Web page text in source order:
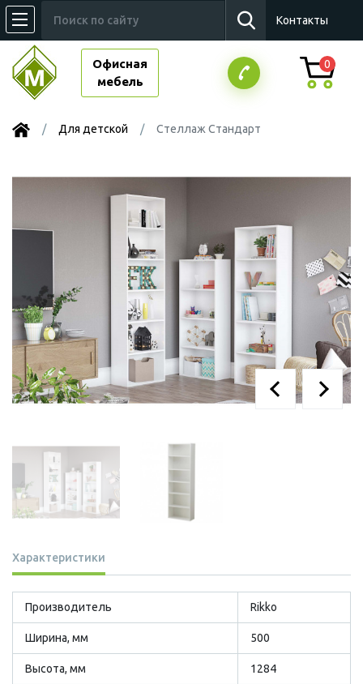
Контакты
Офисная
мебель
0
Для детской Стеллаж Стандарт
Характеристики
Производитель Rikko
Ширина, мм 500
Высота, мм 1284